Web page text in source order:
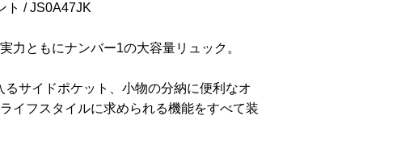
ト / JS0A47JK
力ともにナンバー1の大容量リュック。
サイドポケット、小物の分納に便利なオ
イフスタイルに求められる機能をすべて装